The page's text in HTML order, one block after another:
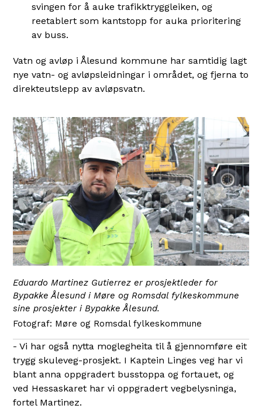
svingen for å auke trafikktryggleiken, og
reetablert som kantstopp for auka prioritering
av buss.
Vatn og avløp i Ålesund kommune har samtidig lagt
nye vatn- og avløpsleidningar i området, og fjerna to
direkteutslepp av avløpsvatn.
Eduardo Martinez Gutierrez er prosjektleder for
Bypakke Ålesund i Møre og Romsdal fylkeskommune
sine prosjekter i Bypakke Ålesund.
Møre og Romsdal fylkeskommune
- Vi har også nytta moglegheita til å gjennomføre eit
trygg skuleveg-prosjekt. I Kaptein Linges veg har vi
blant anna oppgradert busstoppa og fortauet, og
ved Hessaskaret har vi oppgradert vegbelysninga,
fortel Martinez.